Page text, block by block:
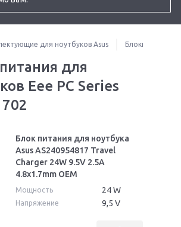
для ноутбуков Asus Блоки питания
для
Eee PC Series
702
Блок питания для ноутбука
Asus AS240954817 Travel
Charger 24W 9.5V 2.5A
4.8x1.7mm OEM
Мощность 24 W
Напряжение 9,5 V